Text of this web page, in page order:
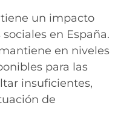
tiene un impacto
en España.
en niveles
para las
insuficientes,
de